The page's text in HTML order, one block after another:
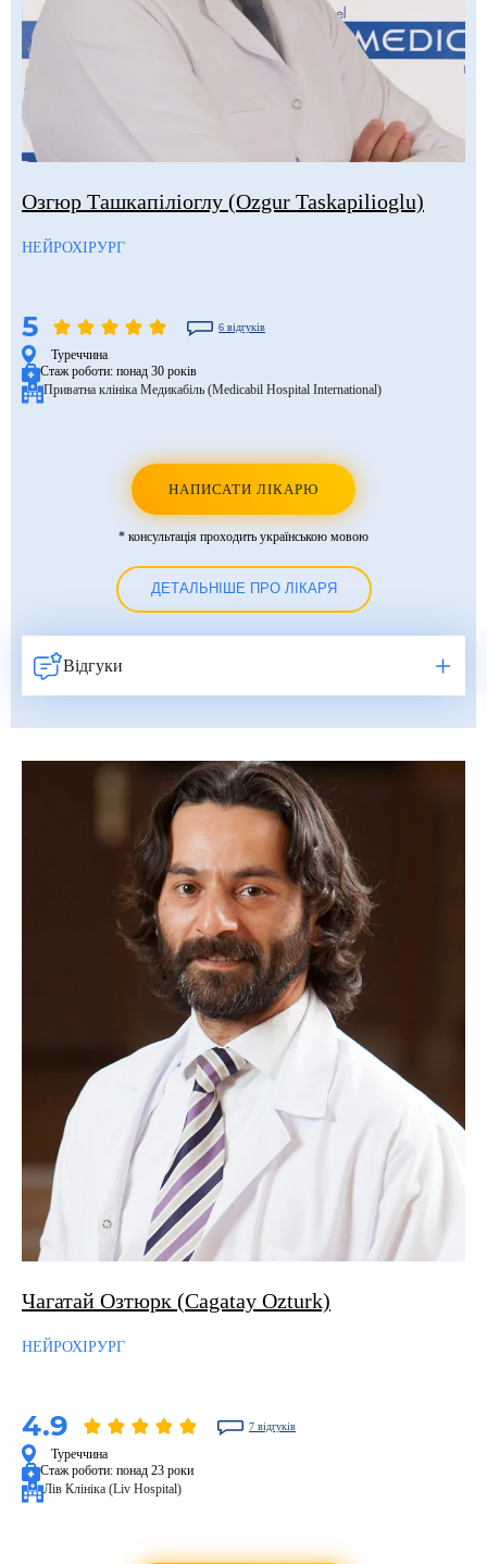
Озгюр Ташкапіліоглу (Ozgur Taskapilioglu)
НЕЙРОХІРУРГ
5 6 відгуків
Туреччина
Стаж роботи: понад 30 років
Приватна клініка Медикабіль (Medicabil Hospital International)
НАПИСАТИ ЛІКАРЮ
* консультація проходить українською мовою
ДЕТАЛЬНІШЕ ПРО ЛІКАРЯ
Відгуки
Чагатай Озтюрк (Cagatay Ozturk)
НЕЙРОХІРУРГ
4.9 7 відгуків
Туреччина
Стаж роботи: понад 23 роки
Лів Клініка (Liv Hospital)